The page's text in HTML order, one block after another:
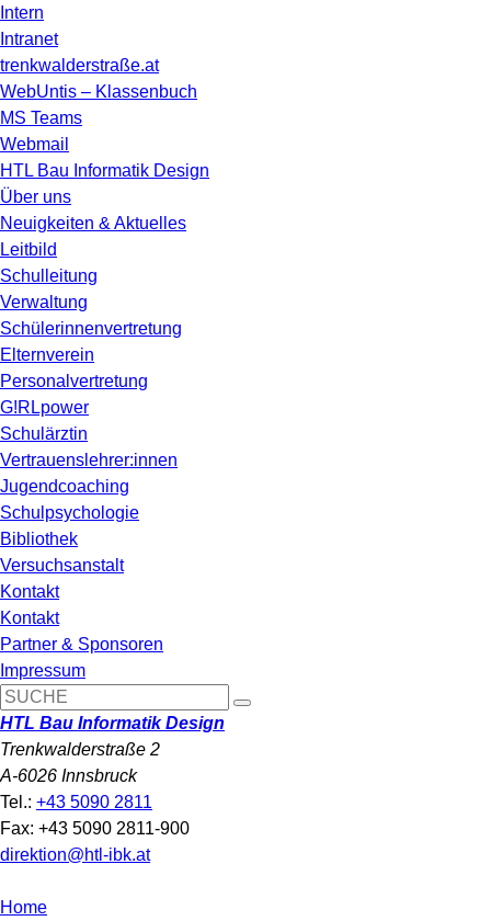
Intern
Intranet
trenkwalderstraße.at
WebUntis – Klassenbuch
MS Teams
Webmail
HTL Bau Informatik Design
Über uns
Neuigkeiten & Aktuelles
Leitbild
Schulleitung
Verwaltung
Schülerinnenvertretung
Elternverein
Personalvertretung
G!RLpower
Schulärztin
Vertrauenslehrer:innen
Jugendcoaching
Schulpsychologie
Bibliothek
Versuchsanstalt
Kontakt
Kontakt
Partner & Sponsoren
Impressum
HTL Bau Informatik Design
Trenkwalderstraße 2
A-6026 Innsbruck
Tel.: +43 5090 2811
Fax: +43 5090 2811-900
direktion@htl-ibk.at
Home